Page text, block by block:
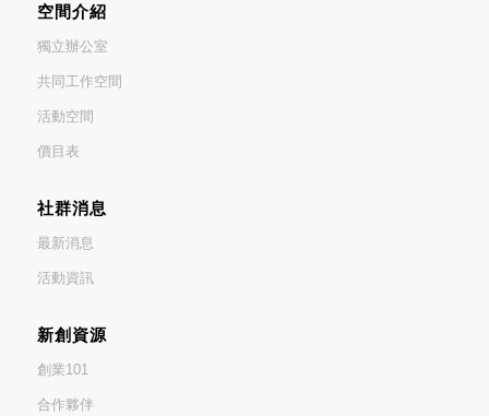
空間介紹
獨立辦公室
共同工作空間
活動空間
價目表
社群消息
最新消息
活動資訊
新創資源
創業101
合作夥伴